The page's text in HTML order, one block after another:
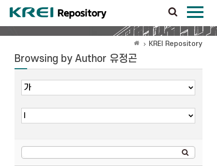
KREI Repository
Browsing by Author 유정곤